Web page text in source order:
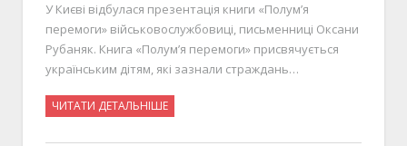
У Києві відбулася презентація книги «Полумʼя
перемоги» військовослужбовиці, письменниці Оксани
Рубаняк. Книга «Полум’я перемоги» присвячується
українським дітям, які зазнали страждань…
ЧИТАТИ ДЕТАЛЬНІШЕ